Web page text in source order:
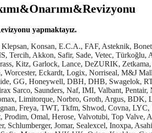
yapmaktayız.
vanalar, lug kelebek vanalar, çift flanşlı kelebek vanalar, elastomer sitli sürgülü vanalar, yükselen milli sürgülü vanalar, çekvalfler, pislik tutucular, emniyet ventilleri, metal körüklü kompanzatörler, kauçuk kompanzatörler, dıştan basınçlı kompanzatörler, kondenstoplar, vakum kırıcılar, seviye göstergeleri, buhar separatörleri, yangın hidrantları, yangın vanaları, bronz vanalar stoklarımızda bulunur. Kontrol vanası tamiri, el vanası tamiri, basınç emniyet vanası tamiri, globe vana tamiri, taze yüksek basınç vanası tamiri, kızgın yağ vanası tamiri, yüksek basınç buhar vanası tamiri, alçak basınç vanası tamiri, kazan vanası tamiri, basınç düşürücü vana tamiri, türbin ana buhar vanası tamiri, küresel vana tamiri, sirkülasyon hattı vanası tamiri, sürgülü vana tamiri, proses vanası tamiri, basınç tahliye vanası tamiri, kondens hattı vanası tamiri, eksantrik disk vanası tamiri, oksijen servisi vanası tamiri, choke vana tamiri, paralel slide vanası tamiri, konik plug vana tamiri, bıçak sürgülü vanası tamiri, spade vanası tamiri, kelebek vana tamiri garantili olarak yapılır. Tünel Açma Makinesi (TBM) vanalarının tamirini yapıyoruz. Azot yastıklama regülatörü tamiri ve kendinden etkili regülatör tamiri yapıyoruz. Her marka vana tamiri ve satışımız vardır. Tekstil ve boya sektöründe kullanılan vanaların bakım, onarım, tamirini garantili olarak yapıyoruz. Petrol ve doğalgaz çevrim santrallerinde kullanılan vanaların bakım, onarım, tamirini garantili olarak yapıyoruz. Çimento fabrikalarında kullanılan vanaların bakım, onarım, tamirini garantili olarak yapıyoruz. Belediyelerin su ve kanalizasyon vanalarının bakım, onarım, tamirini garantili olarak yapıyoruz. Gıda tesislerinde kullanılan vanaların bakım, onarım, tamirini garantili olarak yapıyoruz. Brülör gaz hattı vanalarının bakım, onarım, tamirini garantili olarak yapıyoruz. Gaz vanalarının bakım, onarım, tamirini garantili olarak yapıyoruz. Flam brülör gaz solenoid valfi, solenoid ventili, gaz vanası, gaz valfi tamiri ve satışı yapıyoruz. Ecostar brülör gaz solenoid valfi, solenoid ventili, gaz vanası, gaz valfi tamiri ve satışı yapıyoruz. Üret brülör gaz